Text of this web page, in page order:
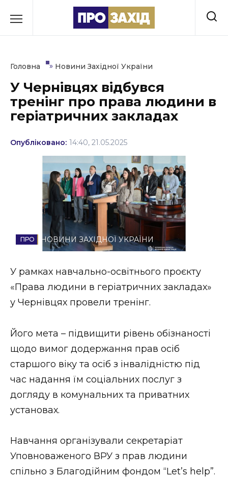
до
Культура
Освіта
Події
Політика
Спорт
Стиль життя
Втрачений Ужгород (відеоверсія)
ЗАКАРПАТСЬКІ НОВИНИ
НОВИНИ ЗАХІДНОЇ УКРАЇНИ
ВІДЕО
Головна » Новини Західної України
У Чернівцях відбувся
тренінг про права людини в
геріатричних закладах
Опубліковано: 14:40, 21.05.2025
НОВИНИ ЗАХІДНОЇ УКРАЇНИ
У рамках навчально-освітнього проєкту
«Права людини в геріатричних закладах»
у Чернівцях провели тренінг.
Його мета – підвищити рівень обізнаності
щодо вимог додержання прав осіб
старшого віку та осіб з інвалідністю під
час надання їм соціальних послуг з
догляду в комунальних та приватних
установах.
Навчання організували секретаріат
Уповноваженого ВРУ з прав людини
спільно з Благодійним фондом “Let’s help”.